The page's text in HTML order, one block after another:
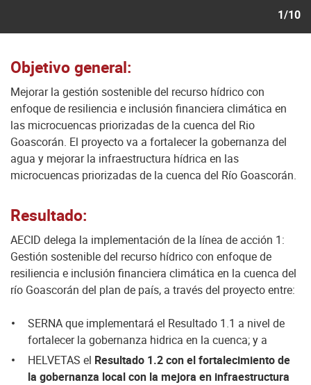
1/10
Objetivo general:
Mejorar la gestión sostenible del recurso hídrico con
enfoque de resiliencia e inclusión financiera climática en
las microcuencas priorizadas de la cuenca del Rio
Goascorán. El proyecto va a fortalecer la gobernanza del
agua y mejorar la infraestructura hídrica en las
microcuencas priorizadas de la cuenca del Río Goascorán.
Resultado:
AECID delega la implementación de la línea de acción 1:
Gestión sostenible del recurso hídrico con enfoque de
resiliencia e inclusión financiera climática en la cuenca del
río Goascorán del plan de país, a través del proyecto entre:
SERNA que implementará el Resultado 1.1 a nivel de
fortalecer la gobernanza hidrica en la cuenca; y a
HELVETAS el Resultado 1.2 con el fortalecimiento de
la gobernanza local con la mejora en infraestructura